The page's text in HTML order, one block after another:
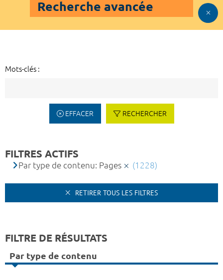
Recherche avancée
Mots-clés :
EFFACER RECHERCHER
FILTRES ACTIFS
Par type de contenu: Pages (1228)
RETIRER TOUS LES FILTRES
FILTRE DE RÉSULTATS
Par type de contenu